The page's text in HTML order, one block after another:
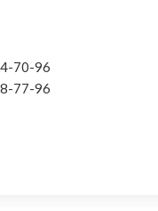
70-96
77-96